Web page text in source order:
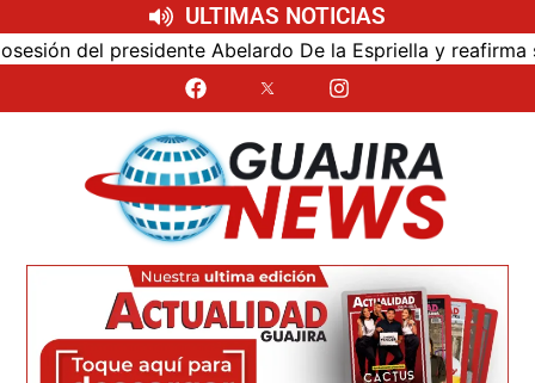
ULTIMAS NOTICIAS
del presidente Abelardo De la Espriella y reafirma su